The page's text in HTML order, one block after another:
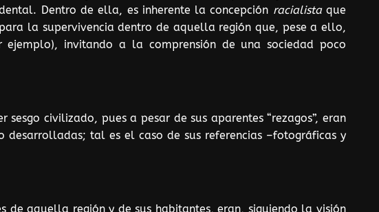
Dentro de ella, es inherente la concepción racialistaque
la supervivencia dentro de aquella región que, pese a ello,
invitando a la comprensión de una sociedad poco
civilizado, pues a pesar de sus aparentes “rezagos”, eran
tal es el caso de sus referencias –fotográficas y
aquella región y de sus habitantes, eran, siguiendo la visión